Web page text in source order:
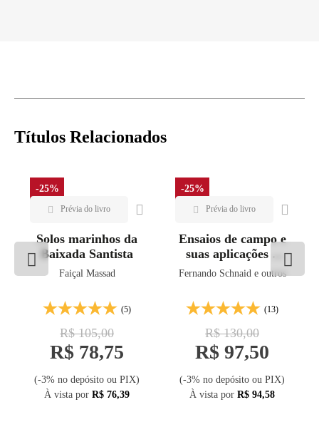
Títulos Relacionados
-25%
Solos marinhos da
Baixada Santista
Faiçal Massad
(5)
R$ 105,00
R$ 78,75
(-3% no depósito ou PIX)
À vista por R$ 76,39
-25%
Ensaios de campo e
suas aplicações à
Engenharia de
Fernando Schnaid e outros
(13)
R$ 130,00
R$ 97,50
(-3% no depósito ou PIX)
À vista por R$ 94,58